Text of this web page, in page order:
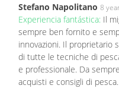
Stefano Napolitano 8
Experiencia fantástica: Il
sempre ben fornito e
innovazioni. Il proprietario
di tutte le tecniche di
e professionale. Da
acquisti e consigli di pesca.